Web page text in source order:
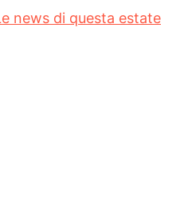
news di questa estate